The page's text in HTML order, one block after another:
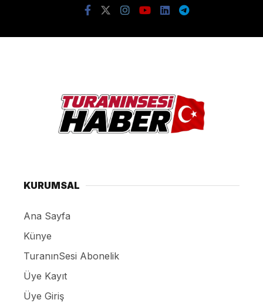
KURUMSAL
Ana Sayfa
Künye
TuranınSesi Abonelik
Üye Kayıt
Üye Giriş